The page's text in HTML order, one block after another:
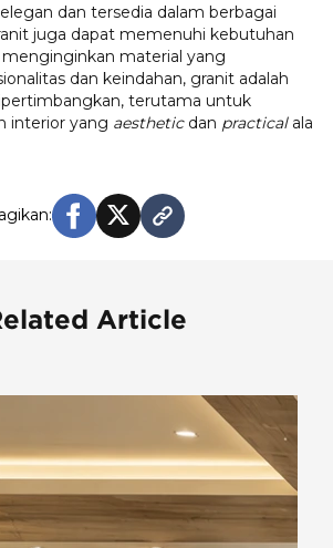
dan tersedia dalam berbagai
juga dapat memenuhi kebutuhan
menginginkan material yang
dan keindahan, granit adalah
terutama untuk
interior yang aestheticdan practicalala
Article